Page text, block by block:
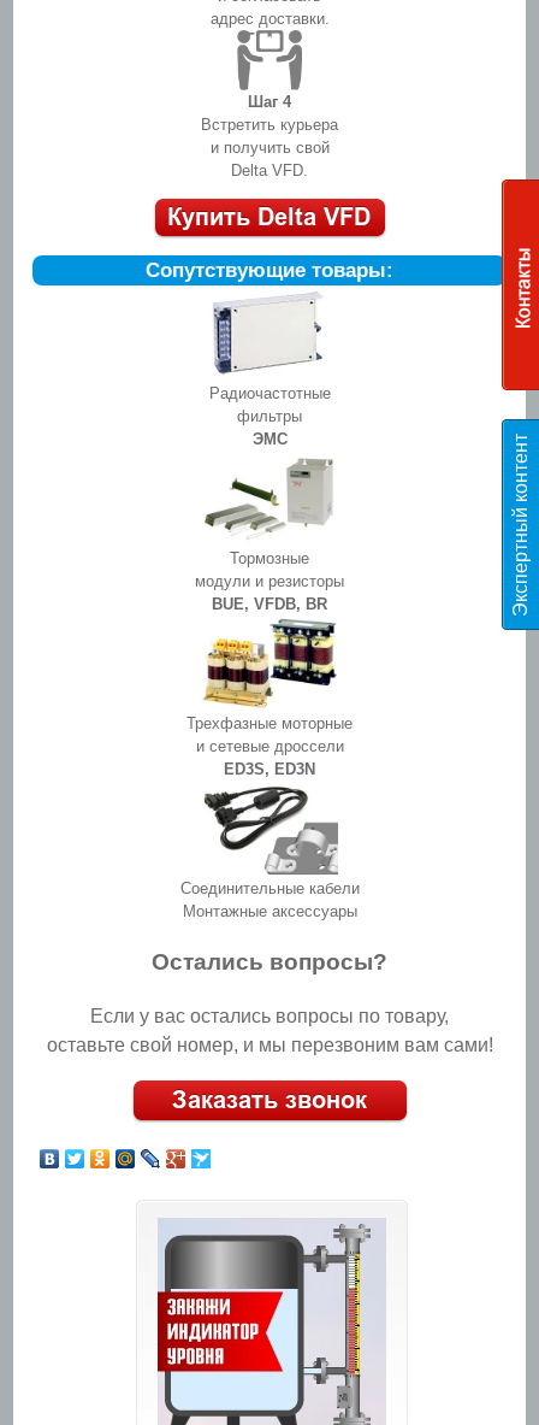
Э
к
с
п
е
р
т
н
ы
й
к
о
н
т
е
н
т
T
E
S
адрес доставки.
Шаг 4
Встретить курьера
и получить свой
Delta VFD.
Сопутствующие товары:
Радиочастотные
фильтры
ЭМС
Тормозные
модули и резисторы
BUE, VFDB, BR
Трехфазные моторные
и сетевые дроссели
ED3S, ED3N
Соединительные кабели
Монтажные аксессуары
Остались вопросы?
Если у вас остались вопросы по товару,
оставьте свой номер, и мы перезвоним вам сами!